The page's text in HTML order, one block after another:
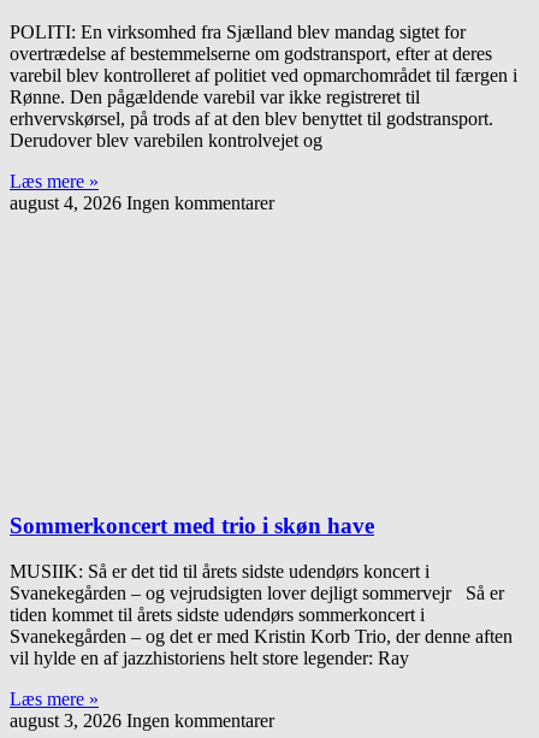
POLITI: En virksomhed fra Sjælland blev mandag sigtet for
overtrædelse af bestemmelserne om godstransport, efter at deres
varebil blev kontrolleret af politiet ved opmarchområdet til færgen i
Rønne. Den pågældende varebil var ikke registreret til
erhvervskørsel, på trods af at den blev benyttet til godstransport.
Derudover blev varebilen kontrolvejet og
Læs mere »
august 4, 2026 Ingen kommentarer
Sommerkoncert med trio i skøn have
MUSIIK: Så er det tid til årets sidste udendørs koncert i
Svanekegården – og vejrudsigten lover dejligt sommervejr Så er
tiden kommet til årets sidste udendørs sommerkoncert i
Svanekegården – og det er med Kristin Korb Trio, der denne aften
vil hylde en af jazzhistoriens helt store legender: Ray
Læs mere »
august 3, 2026 Ingen kommentarer